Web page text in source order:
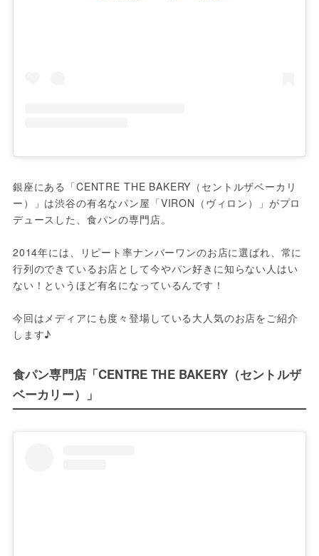
銀座にある「CENTRE THE BAKERY（セントルザベーカリ
ー）」は渋谷の有名なパン屋「VIRON（ヴィロン）」がプロ
デュースした、食パンの専門店。
2014年には、リピート率ナンバーワンのお店に選ばれ、常に
行列のできているお店として今やパン好きに知らない人はい
ない！というほど有名になっているんです！
今回はメディアにも度々登場している大人気のお店をご紹介
します♪
食パン専門店「CENTRE THE BAKERY（セントルザ
ベーカリー）」